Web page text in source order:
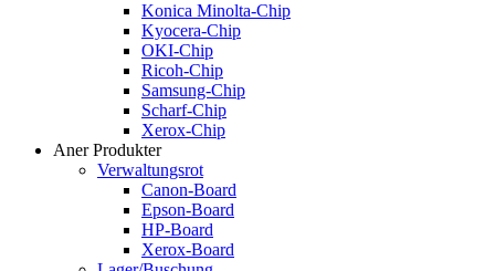
Konica Minolta-Chip
Kyocera-Chip
OKI-Chip
Ricoh-Chip
Samsung-Chip
Scharf-Chip
Xerox-Chip
Aner Produkter
Verwaltungsrot
Canon-Board
Epson-Board
HP-Board
Xerox-Board